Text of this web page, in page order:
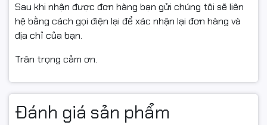
Sau khi nhận được đơn hàng bạn gửi chúng tôi sẽ liên
hệ bằng cách gọi điện lại để xác nhận lại đơn hàng và
địa chỉ của bạn.
Trân trọng cảm ơn.
Đánh giá sản phẩm